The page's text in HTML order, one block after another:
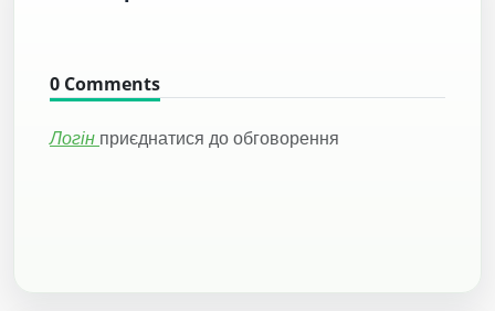
0 Comments
Логін приєднатися до обговорення